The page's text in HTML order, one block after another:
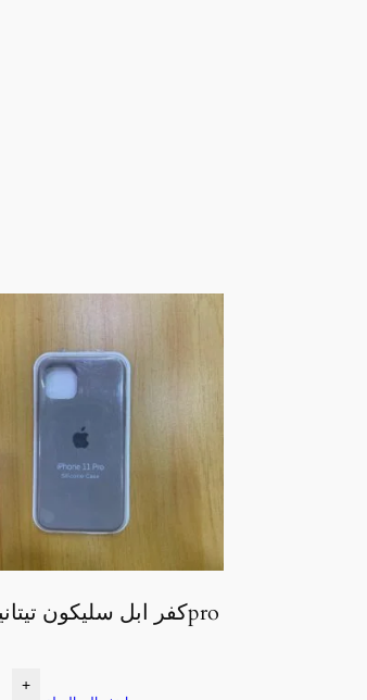
كفر ابل سليكون تيتانيوم 11pro
+